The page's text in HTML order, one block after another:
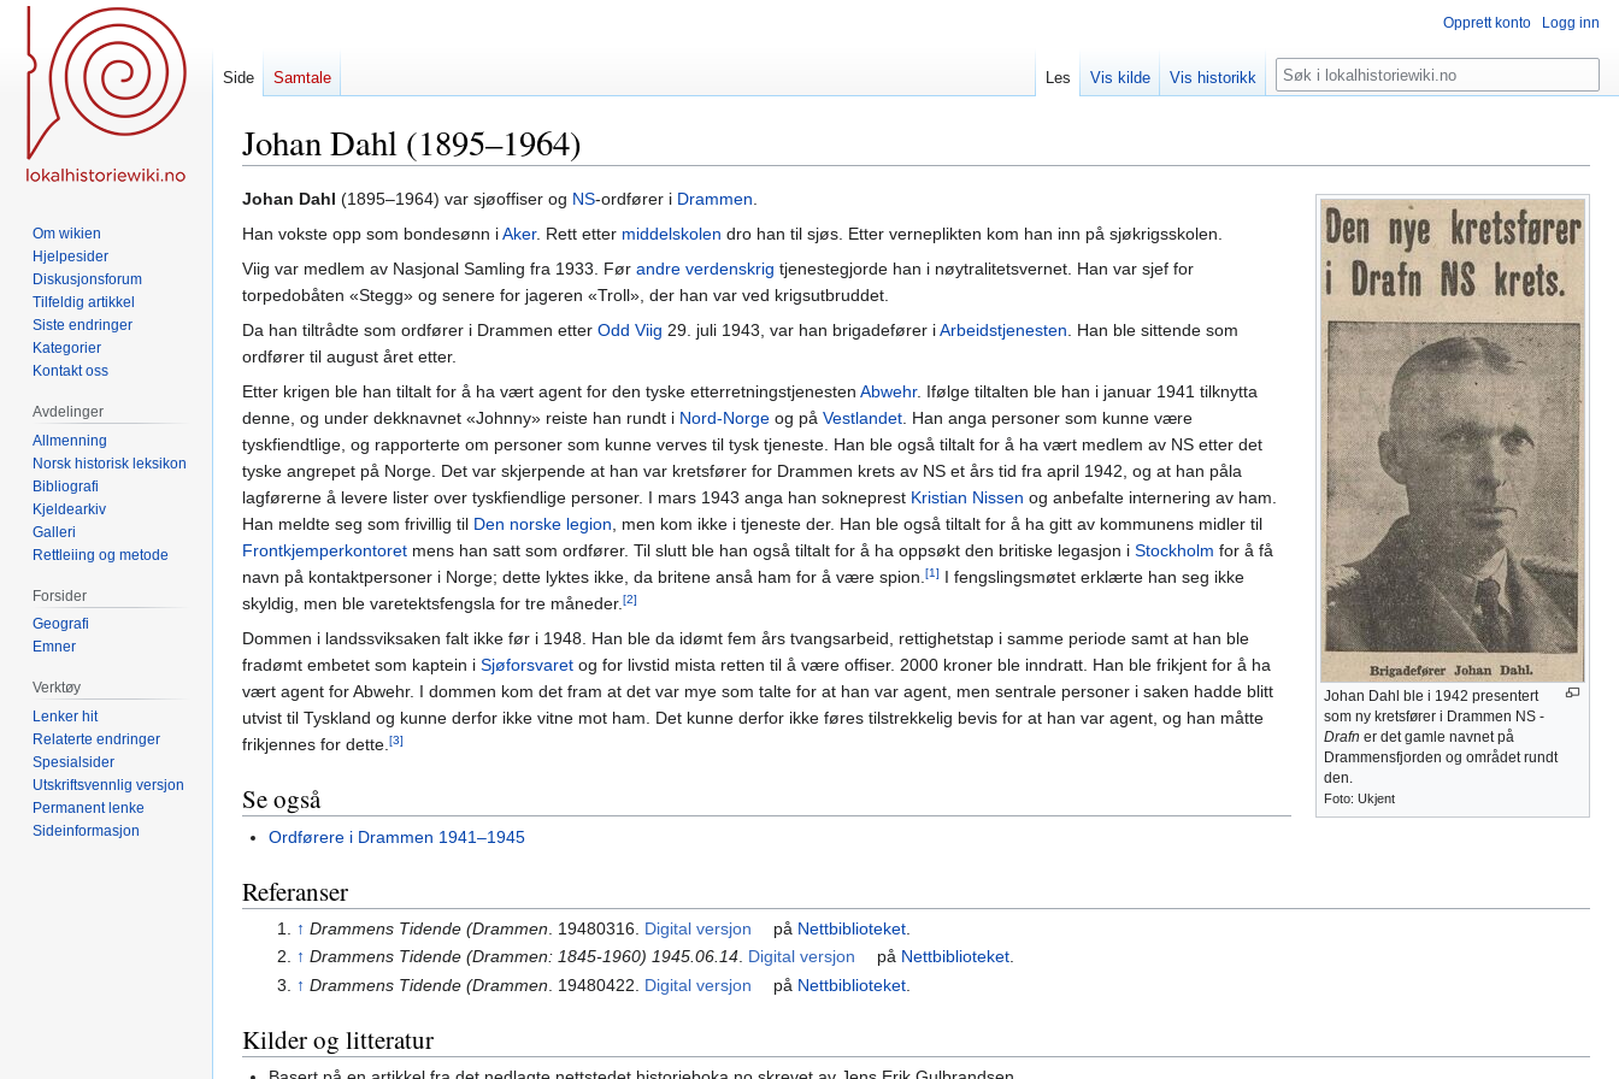
Johan Dahl (1895–1964)
Hopp
til
Hopp
til
Johan Dahl ble i 1942 presentert
som ny kretsfører i Drammen NS -
Drafn er det gamle navnet på
Drammensfjorden og området rundt
den.
Foto: Ukjent
Johan Dahl (1895–1964) var sjøoffiser og NS-ordfører i Drammen.
Han vokste opp som bondesønn iAker. Rett etter middelskolen dro han til sjøs. Etter verneplikten kom han inn på sjøkrigsskolen.
Viig var medlem av Nasjonal Samling fra 1933. Før andre verdenskrig tjenestegjorde han i nøytralitetsvernet. Han var sjef for
torpedobåten «Stegg» og senere for jageren «Troll», der han var ved krigsutbruddet.
Da han tiltrådte som ordfører i Drammen etter Odd Viig 29. juli 1943, var han brigadefører iArbeidstjenesten. Han ble sittende som
ordfører til august året etter.
Etter krigen ble han tiltalt for å ha vært agent for den tyske etterretningstjenesten Abwehr. Ifølge tiltalten ble han i januar 1941 tilknytta
denne, og under dekknavnet «Johnny» reiste han rundt i Nord-Norge og på Vestlandet. Han anga personer som kunne være
tyskfiendtlige, og rapporterte om personer som kunne verves til tysk tjeneste. Han ble også tiltalt for å ha vært medlem av NS etter det
tyske angrepet på Norge. Det var skjerpende at han var kretsfører for Drammen krets av NS et års tid fra april 1942, og at han påla
lagførerne å levere lister over tyskfiendlige personer. I mars 1943 anga han sokneprest Kristian Nissen og anbefalte internering av ham.
Han meldte seg som frivillig til Den norske legion, men kom ikke i tjeneste der. Han ble også tiltalt for å ha gitt av kommunens midler til
Frontkjemperkontoret mens han satt som ordfører. Til slutt ble han også tiltalt for å ha oppsøkt den britiske legasjon i Stockholm for å få
navn på kontaktpersoner i Norge; dette lyktes ikke, da britene anså ham for å være spion.[1] I fengslingsmøtet erklærte han seg ikke
skyldig, men ble varetektsfengsla for tre måneder.[2]
Dommen i landssviksaken falt ikke før i 1948. Han ble da idømt fem års tvangsarbeid, rettighetstap i samme periode samt at han ble
fradømt embetet som kaptein i Sjøforsvaret og for livstid mista retten til å være offiser. 2000 kroner ble inndratt. Han ble frikjent for å ha
vært agent for Abwehr. I dommen kom det fram at det var mye som talte for at han var agent, men sentrale personer i saken hadde blitt
utvist til Tyskland og kunne derfor ikke vitne mot ham. Det kunne derfor ikke føres tilstrekkelig bevis for at han var agent, og han måtte
frikjennes for dette.[3]
Se også
Ordførere i Drammen 1941–1945
Referanser
↑ Drammens Tidende (Drammen . 19480316. Digital versjon på Nettbiblioteket.
↑ Drammens Tidende (Drammen: 1845-1960) 1945.06.14. Digital versjon på Nettbiblioteket.
↑ Drammens Tidende (Drammen . 19480422. Digital versjon på Nettbiblioteket.
Kilder og litteratur
Opprett konto Logg inn
Side Samtale Les Vis kilde Vis historikk Søk
Om wikien
Hjelpesider
Diskusjonsforum
Tilfeldig artikkel
Siste endringer
Kategorier
Kontakt oss
Avdelinger
Allmenning
Norsk historisk leksikon
Bibliografi
Kjeldearkiv
Galleri
Rettleiing og metode
Forsider
Geografi
Emner
Verktøy
Lenker hit
Relaterte endringer
Spesialsider
Utskriftsvennlig versjon
Permanent lenke
Sideinformasjon